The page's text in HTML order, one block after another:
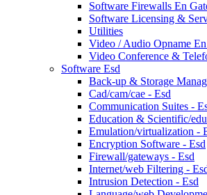
Software Firewalls En
Software Licensing &
Utilities
Video / Audio Opname
Video Conference &
Software Esd
Back-up & Storage
Cad/cam/cae - Esd
Communication Suites -
Education & Scientific/
Emulation/virtualization -
Encryption Software - Esd
Firewall/gateways - Esd
Internet/web Filtering -
Intrusion Detection - Esd